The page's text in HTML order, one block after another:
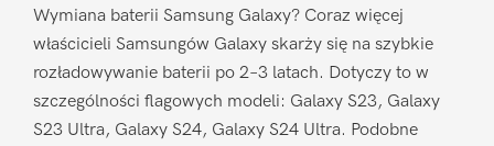
Wymiana baterii Samsung Galaxy? Coraz więcej
właścicieli Samsungów Galaxy skarży się na szybkie
rozładowywanie baterii po 2–3 latach. Dotyczy to w
szczególności flagowych modeli: Galaxy S23, Galaxy
S23 Ultra, Galaxy S24, Galaxy S24 Ultra. Podobne